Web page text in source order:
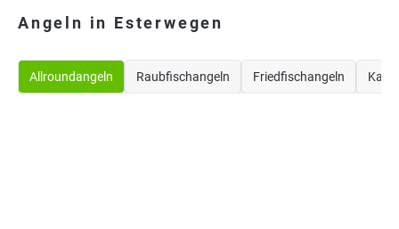
Angeln in Esterwegen
Allroundangeln Raubfischangeln Friedfischangeln